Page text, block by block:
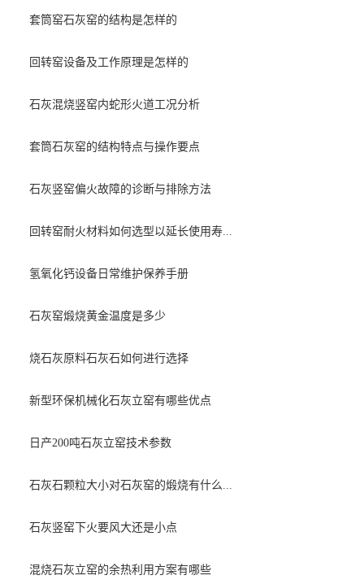
套筒窑石灰窑的结构是怎样的
回转窑设备及工作原理是怎样的
石灰混烧竖窑内蛇形火道工况分析
套筒石灰窑的结构特点与操作要点
石灰竖窑偏火故障的诊断与排除方法
回转窑耐火材料如何选型以延长使用寿...
氢氧化钙设备日常维护保养手册
石灰窑煅烧黄金温度是多少
烧石灰原料石灰石如何进行选择
新型环保机械化石灰立窑有哪些优点
日产200吨石灰立窑技术参数
石灰石颗粒大小对石灰窑的煅烧有什么...
石灰竖窑下火要风大还是小点
混烧石灰立窑的余热利用方案有哪些